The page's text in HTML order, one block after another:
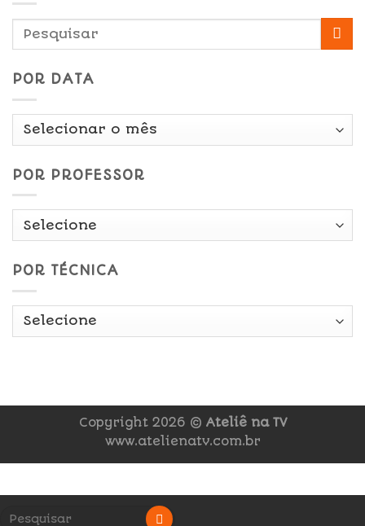
POR DATA
Por
POR PROFESSOR
POR TÉCNICA
Copyright 2026 © Ateliê na TV
www.atelienatv.com.br